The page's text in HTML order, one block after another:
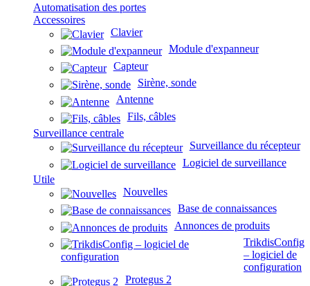
Automatisation des portes
Accessoires
Clavier
Module d'expanneur
Capteur
Sirène, sonde
Antenne
Fils, câbles
Surveillance centrale
Surveillance du récepteur
Logiciel de surveillance
Utile
Nouvelles
Base de connaissances
Annonces de produits
TrikdisConfig
– logiciel de
configuration
Protegus 2